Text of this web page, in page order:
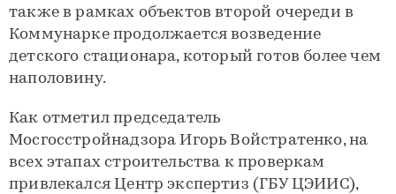
также в рамках объектов второй очереди в
Коммунарке продолжается возведение
детского стационара, который готов более чем
наполовину.
Как отметил председатель
Мосгосстройнадзора Игорь Войстратенко, на
всех этапах строительства к проверкам
привлекался Центр экспертиз (ГБУ ЦЭИИС),